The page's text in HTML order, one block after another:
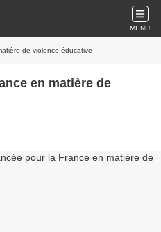
MENU
de violence éducative
en matière de